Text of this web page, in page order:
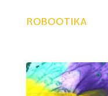
ROBOOTIKA